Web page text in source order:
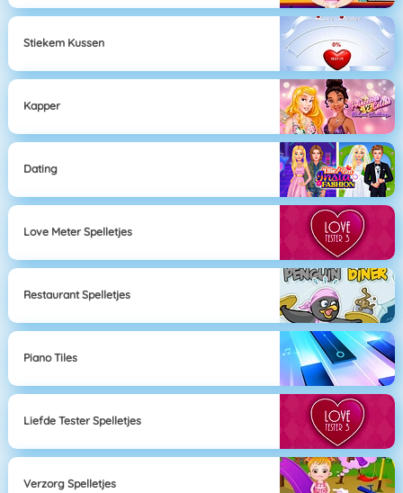
Stiekem Kussen
Kapper
Dating
Love Meter Spelletjes
Restaurant Spelletjes
Piano Tiles
Liefde Tester Spelletjes
Verzorg Spelletjes